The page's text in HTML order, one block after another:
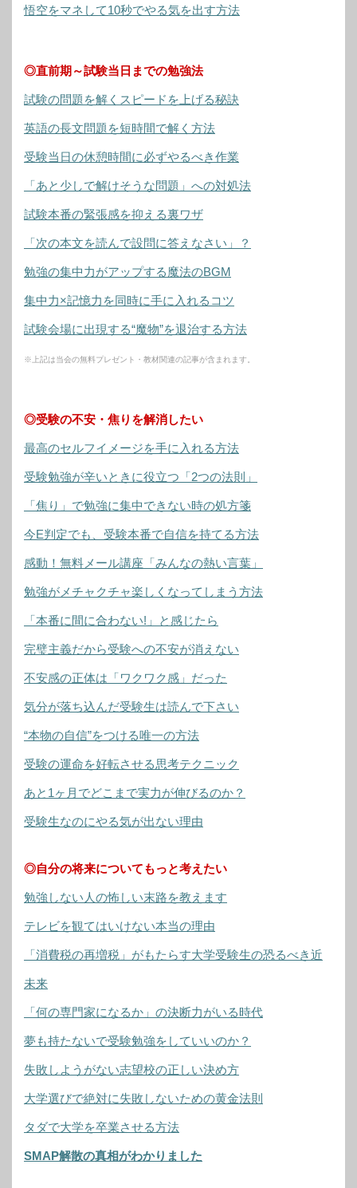
悟空をマネして10秒でやる気を出す方法
◎直前期～試験当日までの勉強法
試験の問題を解くスピードを上げる秘訣
英語の長文問題を短時間で解く方法
受験当日の休憩時間に必ずやるべき作業
「あと少しで解けそうな問題」への対処法
試験本番の緊張感を抑える裏ワザ
「次の本文を読んで設問に答えなさい」？
勉強の集中力がアップする魔法のBGM
集中力×記憶力を同時に手に入れるコツ
試験会場に出現する“魔物”を退治する方法
※上記は当会の無料プレゼント・教材関連の記事が含まれます。
◎受験の不安・焦りを解消したい
最高のセルフイメージを手に入れる方法
受験勉強が辛いときに役立つ「2つの法則」
「焦り」で勉強に集中できない時の処方箋
今E判定でも、受験本番で自信を持てる方法
感動！無料メール講座「みんなの熱い言葉」
勉強がメチャクチャ楽しくなってしまう方法
「本番に間に合わない!」と感じたら
完璧主義だから受験への不安が消えない
不安感の正体は「ワクワク感」だった
気分が落ち込んだ受験生は読んで下さい
“本物の自信”をつける唯一の方法
受験の運命を好転させる思考テクニック
あと1ヶ月でどこまで実力が伸びるのか？
受験生なのにやる気が出ない理由
◎自分の将来についてもっと考えたい
勉強しない人の怖しい末路を教えます
テレビを観てはいけない本当の理由
「消費税の再増税」がもたらす大学受験生の恐るべき近
未来
「何の専門家になるか」の決断力がいる時代
夢も持たないで受験勉強をしていいのか？
失敗しようがない志望校の正しい決め方
大学選びで絶対に失敗しないための黄金法則
タダで大学を卒業させる方法
SMAP解散の真相がわかりました